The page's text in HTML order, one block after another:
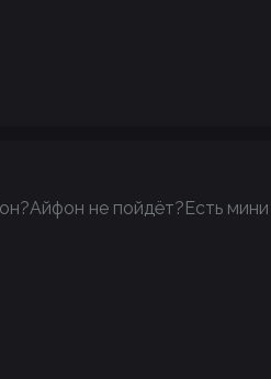
не пойдёт?Есть мини